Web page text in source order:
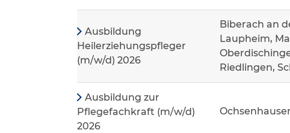
Ausbildung
Heilerziehungspfleger
(m/w/d) 2026
Biberach an
Laupheim,
Riedlingen,
Ausbildung zur
Pflegefachkraft (m/w/d)
2026